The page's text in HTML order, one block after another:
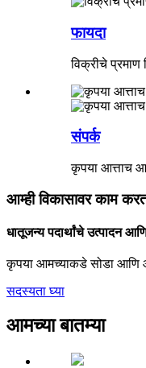
फायदा
विक्रीचे
संपर्क
कृपया आत्ताच
आम्ही विकासावर काम
धातूजन्य पदार्थांचे उत्पादन
कृपया आमच्याकडे सोडा आणि
सदस्यता घ्या
आमच्या बातम्या